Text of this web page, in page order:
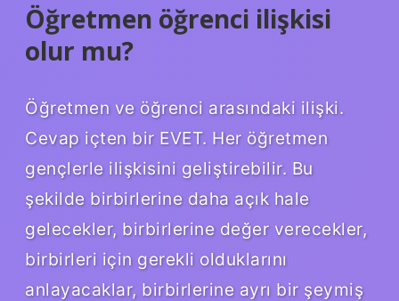
Öğretmen öğrenci ilişkisi
olur mu?
Öğretmen ve öğrenci arasındaki ilişki.
Cevap içten bir EVET. Her öğretmen
gençlerle ilişkisini geliştirebilir. Bu
şekilde birbirlerine daha açık hale
gelecekler, birbirlerine değer verecekler,
birbirleri için gerekli olduklarını
anlayacaklar, birbirlerine ayrı bir şeymiş